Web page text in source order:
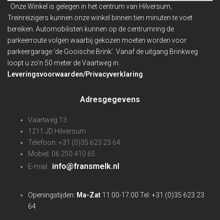
Onze Winkel is gelegen in het centrum van Hilversum,
Treinreizigers kunnen onze winkel binnentien minuten te voet
bereiken. Automobilisten kunnen op de centrumring de
parkeerroute volgen waarbij gekozen moeten worden voor
parkeergarage ‘de Gooische Brink’. Vanaf de uitgang Brinkweg
loopt u zo’n 50 meter de Vaartweg in.
Leveringsvoorwaarden/Privacyverklaring
Adresgegevens
Vaartweg 13
1211 JD Hilversum
Telefoon: +31 (0)35 623 23 64
Mobiel: 06 250 410 65
E-mail: info@fransmelk.nl
Openingstijden: Ma-Zat 11:00-17:00 Tel: +31 (0)35 623 23
64